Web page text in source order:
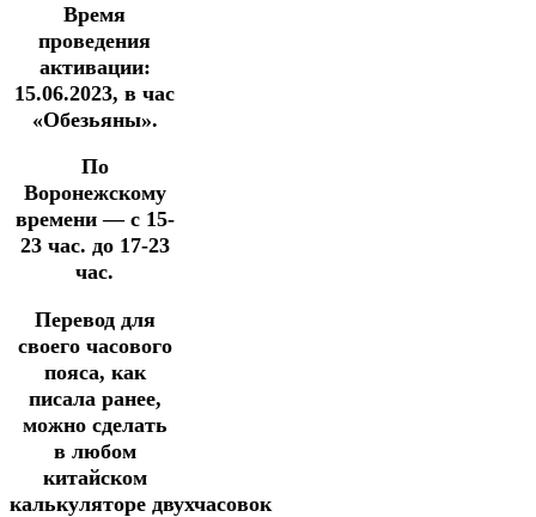
Время
проведения
активации:
15.06.2023, в час
«Обезьяны».
По
Воронежскому
времени — с 15-
23 час. до 17-23
час.
Перевод для
своего часового
пояса, как
писала ранее,
можно сделать
в любом
китайском
калькуляторе двухчасовок